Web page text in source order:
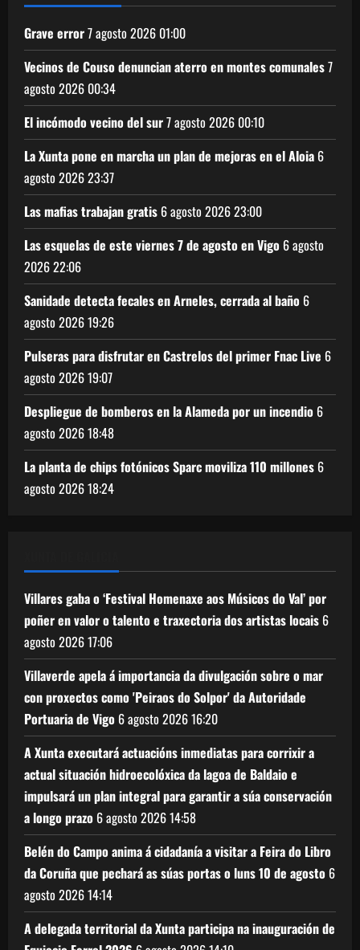
Grave error7 agosto 2026 01:00
Vecinos de Couso denuncian aterro en montes comunales7
agosto 2026 00:34
El incómodo vecino del sur7 agosto 2026 00:10
La Xunta pone en marcha un plan de mejoras en el Aloia 6
agosto 202623:37
Las mafias trabajan gratis 6 agosto 202623:00
Las esquelas de este viernes 7 de agosto en Vigo 6 agosto
202622:06
Sanidade detecta fecales en Arneles, cerrada al baño 6
agosto 202619:26
Pulseras para disfrutar en Castrelos del primer Fnac Live 6
agosto 202619:07
Despliegue de bomberos en la Alameda por un incendio 6
agosto 202618:48
La planta de chips fotónicos Sparc moviliza 110 millones 6
agosto 202618:24
Villares gaba o ‘Festival Homenaxe aos Músicos do Val’ por
poñer en valor o talento e traxectoria dos artistas locais 6
agosto 202617:06
Villaverde apela á importancia da divulgación sobre o mar
con proxectos como 'Peiraos do Solpor' da Autoridade
Portuaria de Vigo 6 agosto 202616:20
A Xunta executará actuacións inmediatas para corrixir a
actual situación hidroecolóxica da lagoa de Baldaio e
impulsará un plan integral para garantir a súa conservación
a longo prazo 6 agosto 202614:58
Belén do Campo anima á cidadanía a visitar a Feira do Libro
da Coruña que pechará as súas portas o luns 10 de agosto 6
agosto 202614:14
A delegada territorial da Xunta participa na inauguración de